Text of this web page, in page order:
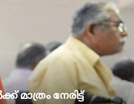
മാത്രം നേരിട്ട്